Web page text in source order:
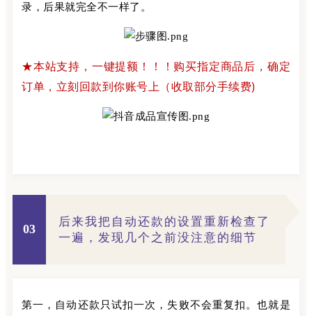
录，后果就完全不一样了。
★本站支持，一键提额！！！ 购买指定商品后，确定
订单，立刻回款到你账号上（收取部分手续费)
03
后来我把自动还款的设置重新检查了
一遍，发现几个之前没注意的细节
第一，自动还款只试扣一次，失败不会重复扣。也就是